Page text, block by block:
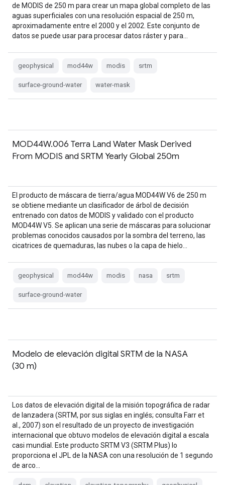
de MODIS de 250 m para crear un mapa global completo de las
aguas superficiales con una resolución espacial de 250 m,
aproximadamente entre el 2000 y el 2002. Este conjunto de
datos se puede usar para procesar datos ráster y para…
geophysical mod44w modis srtm
surface-ground-water water-mask
MOD44W.006 Terra Land Water Mask Derived
From MODIS and SRTM Yearly Global 250m
El producto de máscara de tierra/agua MOD44W V6 de 250 m
se obtiene mediante un clasificador de árbol de decisión
entrenado con datos de MODIS y validado con el producto
MOD44W V5. Se aplican una serie de máscaras para solucionar
problemas conocidos causados por la sombra del terreno, las
cicatrices de quemaduras, las nubes o la capa de hielo…
geophysical mod44w modis nasa srtm
surface-ground-water
Modelo de elevación digital SRTM de la NASA
(30 m)
Los datos de elevación digital de la misión topográfica de radar
de lanzadera (SRTM, por sus siglas en inglés; consulta Farr et
al., 2007) son el resultado de un proyecto de investigación
internacional que obtuvo modelos de elevación digital a escala
casi mundial. Este producto SRTM V3 (SRTM Plus) lo
proporciona el JPL de la NASA con una resolución de 1 segundo
de arco…